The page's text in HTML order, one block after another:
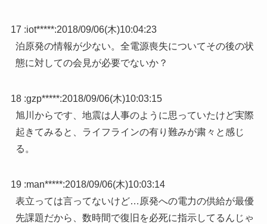
17 :iot*****:2018/09/06(木)10:04:23
泊原発の情報が少ない。全電源喪失についてその後の状
態に対しての会見が必要でないか？
18 :gzp*****:2018/09/06(木)10:03:15
旭川からです、地震は人事のように思っていたけど実際
起きてみると、ライフラインの有り難みが粛々と感じ
る。
19 :man*****:2018/09/06(木)10:03:14
表立っては言ってないけど…原発への電力の供給が最優
先課題だから、数時間で復旧を必死に指示してるんじゃ